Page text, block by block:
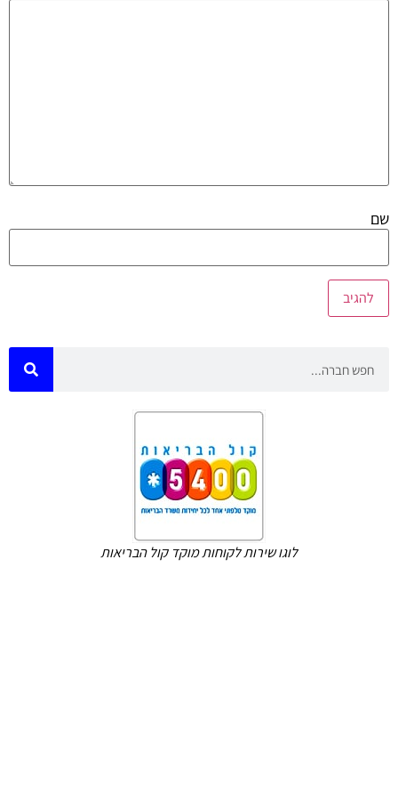
שם
לוגו שירות לקוחות מוקד קול הבריאות